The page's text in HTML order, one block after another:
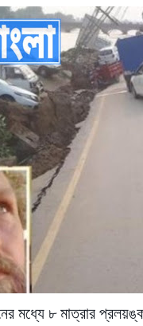
মধ্যে ৮ মাত্রার